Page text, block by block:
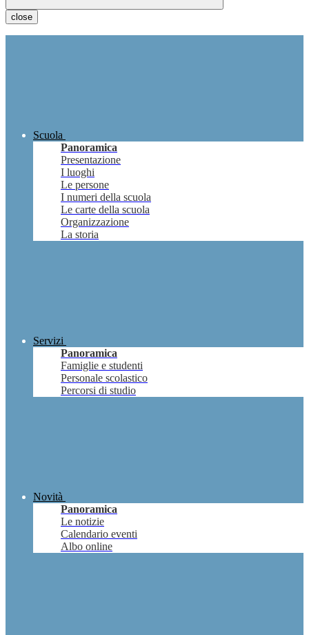
close
Scuola
Panoramica
Presentazione
I luoghi
Le persone
I numeri della scuola
Le carte della scuola
Organizzazione
La storia
Servizi
Panoramica
Famiglie e studenti
Personale scolastico
Percorsi di studio
Novità
Panoramica
Le notizie
Calendario eventi
Albo online